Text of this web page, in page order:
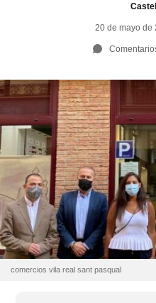
20 de mayo de
comercios vila real sant pasqual